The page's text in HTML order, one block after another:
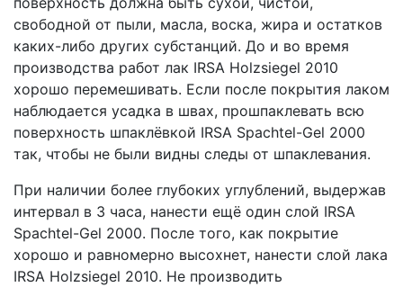
свободной от пыли, масла, воска, жира и остатков
каких-либо других субстанций. До и во время
производства работ лак IRSA Holzsiegel 2010
хорошо перемешивать. Если после покрытия лаком
наблюдается усадка в швах, прошпаклевать всю
поверхность шпаклёвкой IRSA Spachtel-Gel 2000
так, чтобы не были видны следы от шпаклевания.
При наличии более глубоких углублений, выдержав
интервал в 3 часа, нанести ещё один слой IRSA
Spachtel-Gel 2000. После того, как покрытие
хорошо и равномерно высохнет, нанести слой лака
IRSA Holzsiegel 2010. Не производить